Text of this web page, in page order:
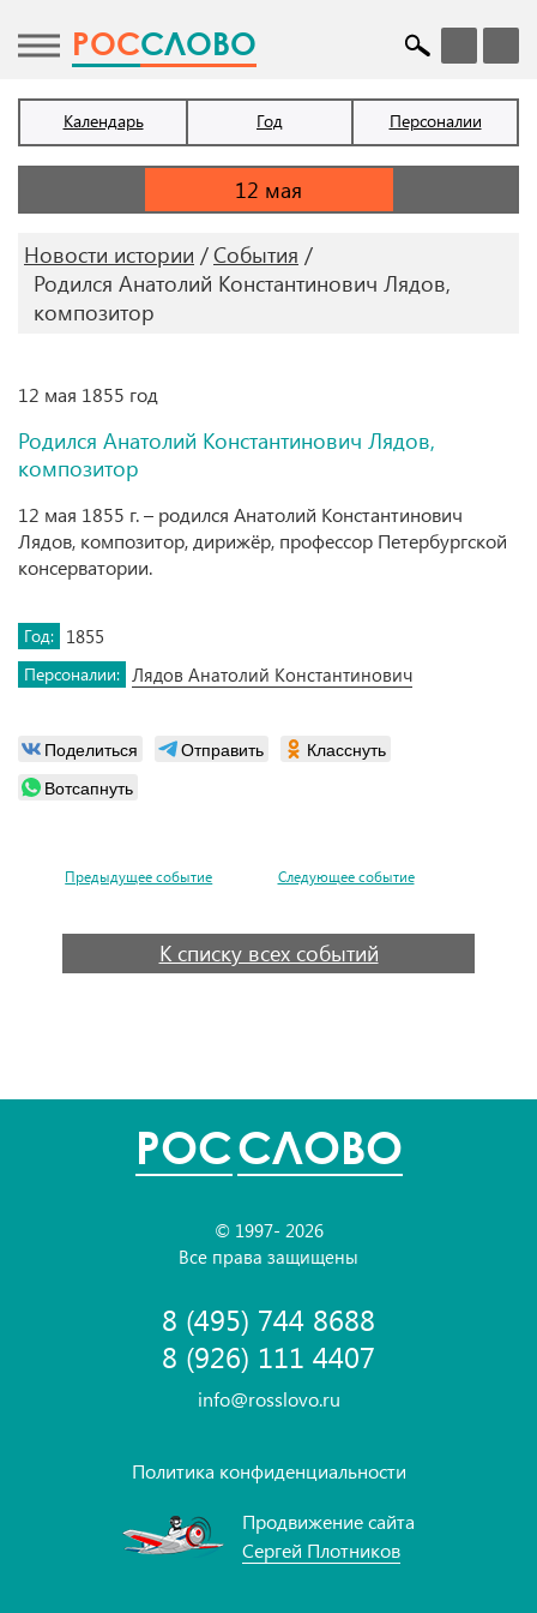
POCСЛОВО
Календарь Год Персоналии
Новости истории
События
Родился Анатолий Константинович Лядов,
композитор
12 мая 1855 год
Родился Анатолий Константинович Лядов,
композитор
12 мая 1855 г. – родился Анатолий Константинович
Лядов, композитор, дирижёр, профессор Петербургской
консерватории.
Год: 1855
Персоналии: Лядов Анатолий Константинович
Поделиться Отправить
Класснуть
Вотсапнуть
Предыдущее событие Следующее событие
К списку всех событий
POCСЛОВО
© 1997- 2026
Все права защищены
8 (495) 744 8688
8 (926) 111 4407
info@rosslovo.ru
Политика конфиденциальности
Продвижение сайта
Сергей Плотников